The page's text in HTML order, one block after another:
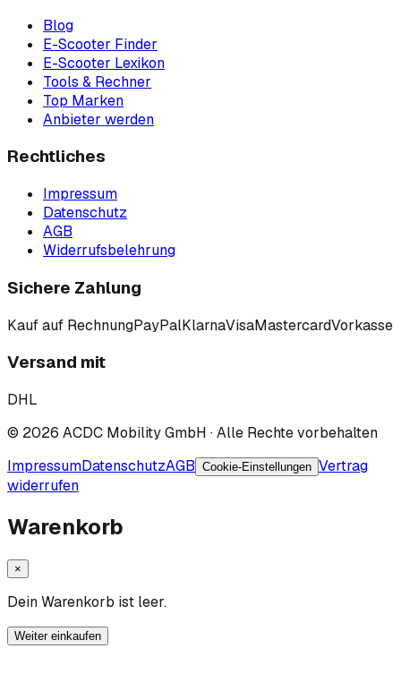
Blog
E-Scooter Finder
E-Scooter Lexikon
Tools & Rechner
Top Marken
Anbieter werden
Rechtliches
Impressum
Datenschutz
AGB
Widerrufsbelehrung
Sichere Zahlung
Kauf auf RechnungPayPalKlarnaVisaMastercardVorkasse
Versand mit
DHL
© 2026 ACDC Mobility GmbH · Alle Rechte vorbehalten
ImpressumDatenschutzAGB Cookie-Einstellungen Vertrag
widerrufen
Warenkorb
×
Dein Warenkorb ist leer.
Weiter einkaufen